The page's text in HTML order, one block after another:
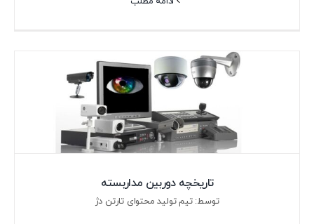
تاریخچه دوربین مداربسته
توسط: تیم تولید محتوای تارتن دژ